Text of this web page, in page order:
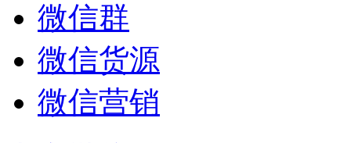
微信群
微信货源
微信营销